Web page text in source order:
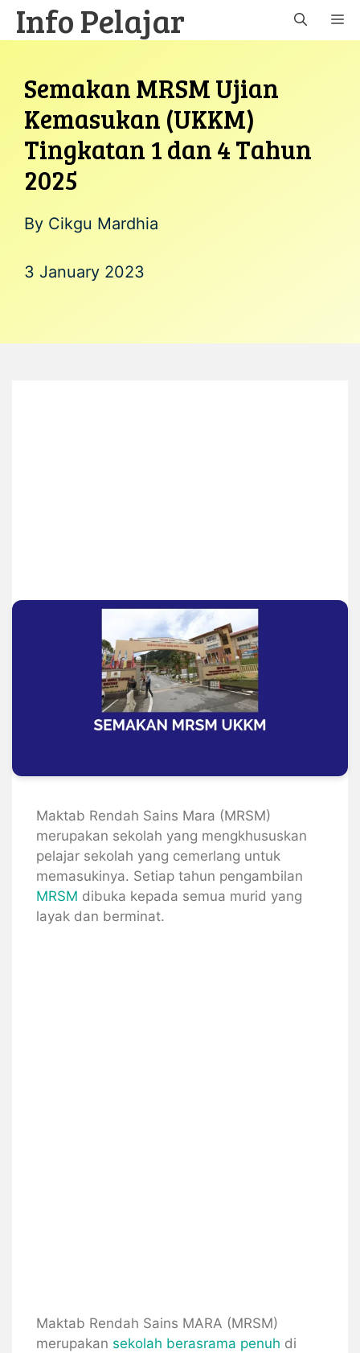
SkipInfo Pelajar
Semakan MRSM Ujian
Kemasukan (UKKM)
Tingkatan 1 dan 4 Tahun
2025
By Cikgu Mardhia
3 January 2023
Maktab Rendah Sains Mara (MRSM)
merupakan sekolah yang mengkhususkan
pelajar sekolah yang cemerlang untuk
memasukinya. Setiap tahun pengambilan
MRSM dibuka kepada semua murid yang
layak dan berminat.
Maktab Rendah Sains MARA (MRSM)
merupakan sekolah berasrama penuh di